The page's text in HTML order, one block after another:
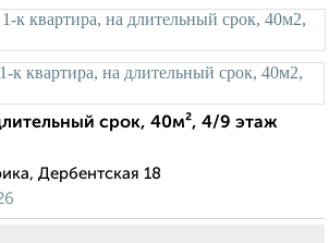
срок, 40м², 4/9 этаж
Дербентская 18